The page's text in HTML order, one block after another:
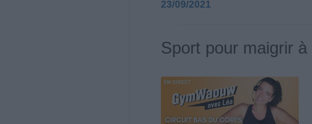
23/09/2021
Sport pour maigrir à